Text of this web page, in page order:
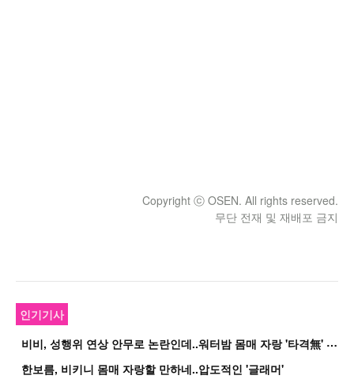
Copyright ⓒ OSEN. All rights reserved.
무단 전재 및 재배포 금지
인기기사
비
비, 성행위 연상 안무로 논란인데..워터밤 몸매 자랑 '타격無' 근황
한보름, 비키니 몸매 자랑할 만하네..압도적인 '글래머'